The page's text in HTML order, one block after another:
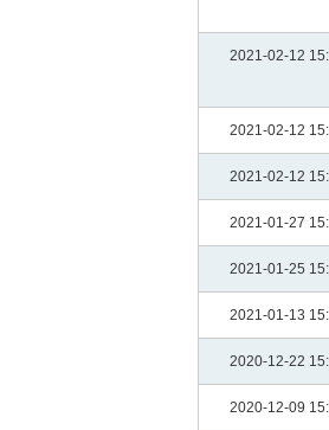
2021-02-12
2021-02-12
2021-02-12
2021-01-27
2021-01-25
2021-01-13
2020-12-22
2020-12-09